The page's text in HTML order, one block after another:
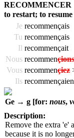
RECOMMENCER
to restart; to
Je recommençais
Tu recommençais
Il recommençait
Nous recommençions
Vous recommençiez
Ils
Ge → g [for: nous,
Description:
Remove the extra 'e'
because it is no